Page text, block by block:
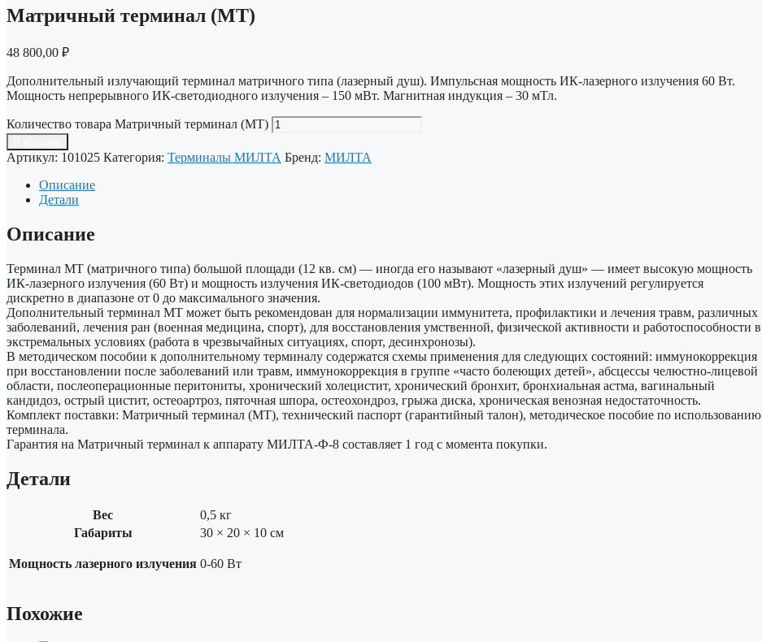
Матричный терминал (МТ)
48 800,00 ₽
Дополнительный излучающий терминал матричного типа (лазерный душ). Импульсная мощность ИК-лазерного излучения 60 Вт.
Мощность непрерывного ИК-светодиодного излучения – 150 мВт. Магнитная индукция – 30 мТл.
Количество товара Матричный терминал (МТ)
Артикул: 101025 Категория: Терминалы МИЛТА Бренд: МИЛТА
Описание
Детали
Описание
Терминал МТ (матричного типа) большой площади (12 кв. см) — иногда его называют «лазерный душ» — имеет высокую мощность
ИК-лазерного излучения (60 Вт) и мощность излучения ИК-светодиодов (100 мВт). Мощность этих излучений регулируется
дискретно в диапазоне от 0 до максимального значения.
Дополнительный терминал МТ может быть рекомендован для нормализации иммунитета, профилактики и лечения травм, различных
заболеваний, лечения ран (военная медицина, спорт), для восстановления умственной, физической активности и работоспособности в
экстремальных условиях (работа в чрезвычайных ситуациях, спорт, десинхронозы).
В методическом пособии к дополнительному терминалу содержатся схемы применения для следующих состояний: иммунокоррекция
при восстановлении после заболеваний или травм, иммунокоррекция в группе «часто болеющих детей», абсцессы челюстно-лицевой
области, послеоперационные перитониты, хронический холецистит, хронический бронхит, бронхиальная астма, вагинальный
кандидоз, острый цистит, остеоартроз, пяточная шпора, остеохондроз, грыжа диска, хроническая венозная недостаточность.
Комплект поставки: Матричный терминал (МТ), технический паспорт (гарантийный талон), методическое пособие по использованию
терминала.
Гарантия на Матричный терминал к аппарату МИЛТА-Ф-8 составляет 1 год с момента покупки.
Детали
Вес
0,5 кг
Габариты
30 × 20 × 10 см
Мощность лазерного излучения 0-60 Вт
Похожие